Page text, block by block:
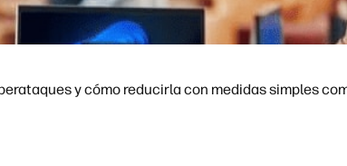
y cómo reducirla con medidas simples